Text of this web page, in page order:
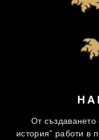
От създаването
история” работи в